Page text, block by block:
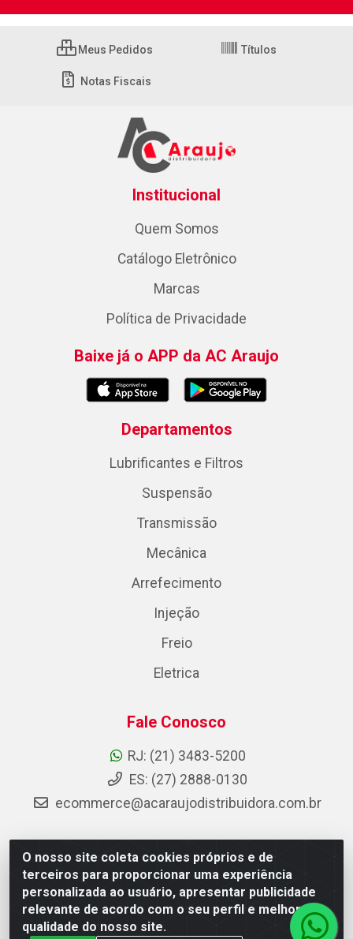
O nosso site coleta cookies próprios e de
terceiros para proporcionar uma experiência
personalizada ao usuário, apresentar publicidade
relevante de acordo com o seu perfil e melhorar a
qualidade do nosso site.
Meus Pedidos Títulos
Notas Fiscais
Institucional
Quem Somos
Catálogo Eletrônico
Marcas
Política de Privacidade
Baixe já o APP da AC Araujo
Departamentos
Lubrificantes e Filtros
Suspensão
Transmissão
Mecânica
Arrefecimento
Injeção
Freio
Eletrica
Fale Conosco
RJ: (21) 3483-5200
ES: (27) 2888-0130
ecommerce@acaraujodistribuidora.com.br
AC Araujo Distribuidora - Rua Carneiro de Campos, 42 -
São Cristóvão, Rio de Janeiro/RJ - CEP 20.920-410 -
CNPJ 08.744.753/0003-85